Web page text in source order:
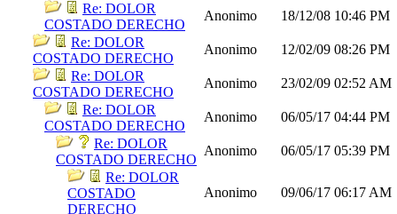
Re: DOLOR
COSTADO DERECHO
Anonimo 18/12/08 10:46 PM
Re: DOLOR
COSTADO DERECHO
Anonimo 12/02/09 08:26 PM
Re: DOLOR
COSTADO DERECHO
Anonimo 23/02/09 02:52 AM
Re: DOLOR
COSTADO DERECHO
Anonimo 06/05/17 04:44 PM
Re: DOLOR
COSTADO DERECHO
Anonimo 06/05/17 05:39 PM
Re: DOLOR
COSTADO
DERECHO
Anonimo 09/06/17 06:17 AM